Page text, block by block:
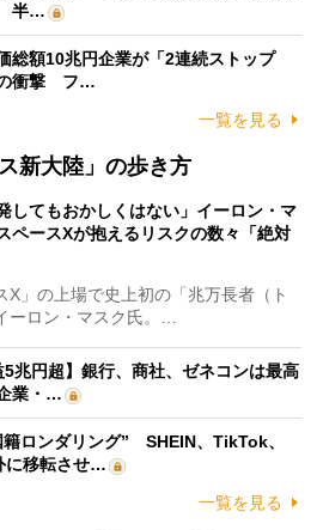
半…
総額10兆円企業が「2連続ストップ
の衝撃 フ…
一覧を見る
新大陸」の歩き方
してもおかしくはない」イーロン・マ
ペースXが抱えるリスクの数々「絶対
」の上場で史上初の「兆万長者（ト
ーロン・マスク氏。…
5兆円超】銀行、商社、ゼネコンは最高
業・…
ロンダリング” SHEIN、TikTok、
に移転させ…
一覧を見る